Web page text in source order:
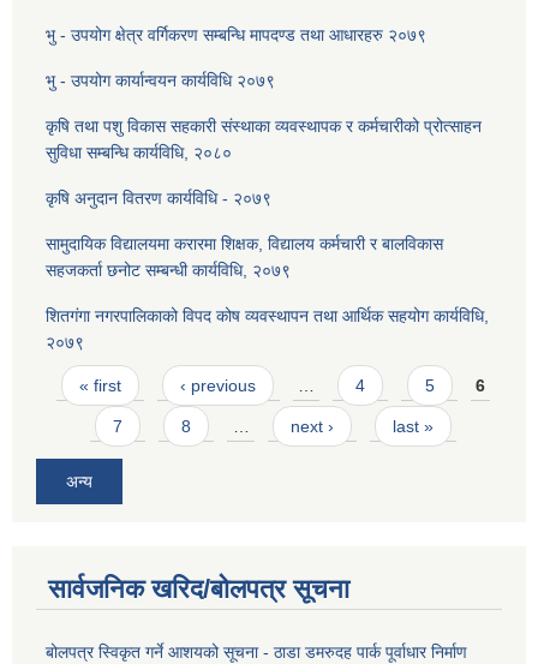
भु - उपयोग क्षेत्र वर्गिकरण सम्बन्धि मापदण्ड तथा आधारहरु २०७९
भु - उपयोग कार्यान्वयन कार्यविधि २०७९
कृषि तथा पशु विकास सहकारी संस्थाका व्यवस्थापक र कर्मचारीको प्रोत्साहन
सुविधा सम्बन्धि कार्यविधि, २०८०
कृषि अनुदान वितरण कार्यविधि - २०७९
सामुदायिक विद्यालयमा करारमा शिक्षक, विद्यालय कर्मचारी र बालविकास
सहजकर्ता छनोट सम्बन्धी कार्यविधि, २०७९
शितगंगा नगरपालिकाको विपद कोष व्यवस्थापन तथा आर्थिक सहयोग कार्यविधि,
२०७९
Pages
« first ‹ previous 4 5 6
7 8 next › last »
अन्य
सार्वजनिक खरिद/बोलपत्र सूचना
बोलपत्र स्विकृत गर्ने आशयको सूचना - ठाडा डमरुदह पार्क पूर्वाधार निर्माण